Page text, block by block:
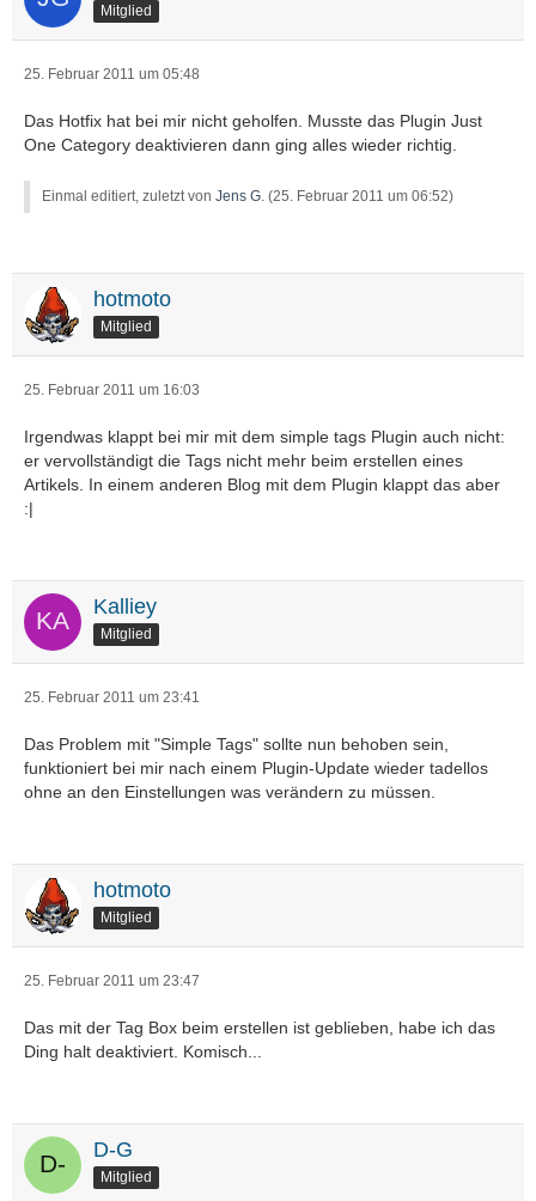
Mitglied
25. Februar 2011 um 05:48
Das Hotfix hat bei mir nicht geholfen. Musste das Plugin Just
One Category deaktivieren dann ging alles wieder richtig.
Einmal editiert, zuletzt von Jens G. (25. Februar 2011 um 06:52)
hotmoto
Mitglied
25. Februar 2011 um 16:03
Irgendwas klappt bei mir mit dem simple tags Plugin auch nicht:
er vervollständigt die Tags nicht mehr beim erstellen eines
Artikels. In einem anderen Blog mit dem Plugin klappt das aber
:|
Kalliey
Mitglied
25. Februar 2011 um 23:41
Das Problem mit "Simple Tags" sollte nun behoben sein,
funktioniert bei mir nach einem Plugin-Update wieder tadellos
ohne an den Einstellungen was verändern zu müssen.
hotmoto
Mitglied
25. Februar 2011 um 23:47
Das mit der Tag Box beim erstellen ist geblieben, habe ich das
Ding halt deaktiviert. Komisch...
D-G
Mitglied